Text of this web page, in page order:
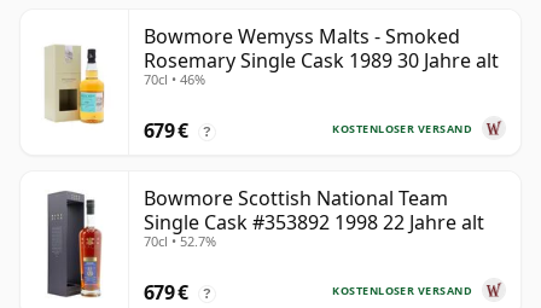
Bowmore Wemyss Malts - Smoked
Rosemary Single Cask 1989 30 Jahre alt
70cl • 46%
KOSTENLOSER VERSAND
679 € ?
Bowmore Scottish National Team
Single Cask #353892 1998 22 Jahre alt
70cl • 52.7%
KOSTENLOSER VERSAND
679 € ?